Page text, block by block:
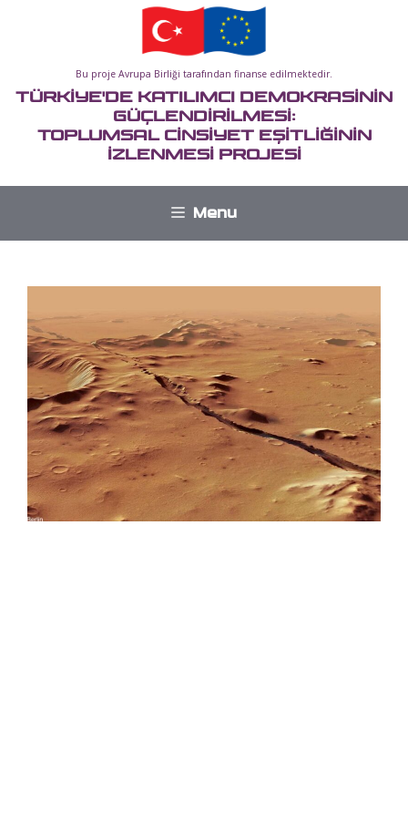
Bu proje Avrupa Birliği tarafından finanse edilmektedir.
TÜRKİYE'DE KATILIMCI DEMOKRASİNİN
GÜÇLENDİRİLMESİ:
TOPLUMSAL CİNSİYET EŞİTLİĞİNİN
İZLENMESİ PROJESİ
Menu